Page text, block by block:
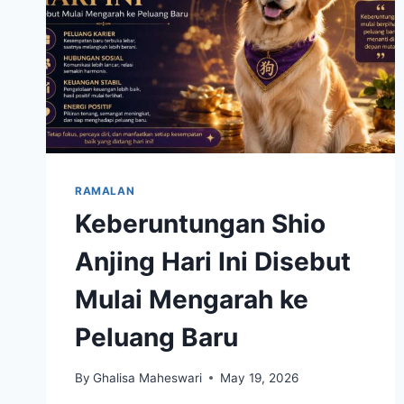
RAMALAN
Keberuntungan Shio
Anjing Hari Ini Disebut
Mulai Mengarah ke
Peluang Baru
By Ghalisa Maheswari May 19, 2026